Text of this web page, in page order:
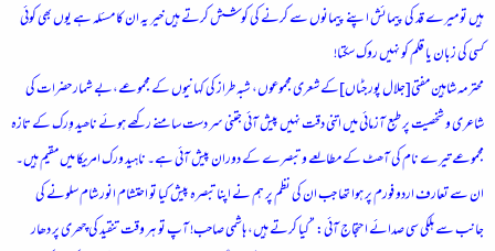
ہیں تو میرے قد کی پیمائش اپنے پیمانوں سے کرنے کی کوشش کرتے ہیں خیر یہ ان کا مسئلہ ہے یوں بھی کوئی
کسی کی زبان یا قلم کو نہیں روک سکتا!
محترمہ شاہین مفتی[جلال پور جٹاں]کے شعری مجموعوں، شبہ طراز کی کہانیوں کے مجموعے،بے شمار حضرات کی
شاعری و شخصیت پر طبع آزمائی میں اتنی دقت نہیں پیش آئی جتنی سر دست سامنے رکھے ہوئے ناھید وِرک کے تازہ
مجموعے تیرے نام کی آھٹ کے مطالعے و تبصرے کے دوران پیش آئی ہے۔ ناہید ورک امریکا میں مقیم ہیں۔
ان سے تعارف اردو فورم پر ہوا تھا جب ان کی نظم پر ہم نے اپنا تبصرہ پیش کیا تو احتشام انور شام سلونے کی
جانب سے ہلکی سی صدائے احتجاج آئی: ”کیا کرتے ہیں، ہاشمی صاحب! آپ تو ہر وقت تنقید کی چھری پر دھار